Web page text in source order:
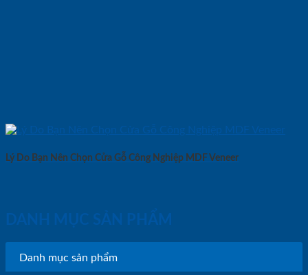
Lý Do Bạn Nên Chọn Cửa Gỗ Công Nghiệp MDF Veneer
DANH MỤC SẢN PHẨM
Danh mục sản phẩm